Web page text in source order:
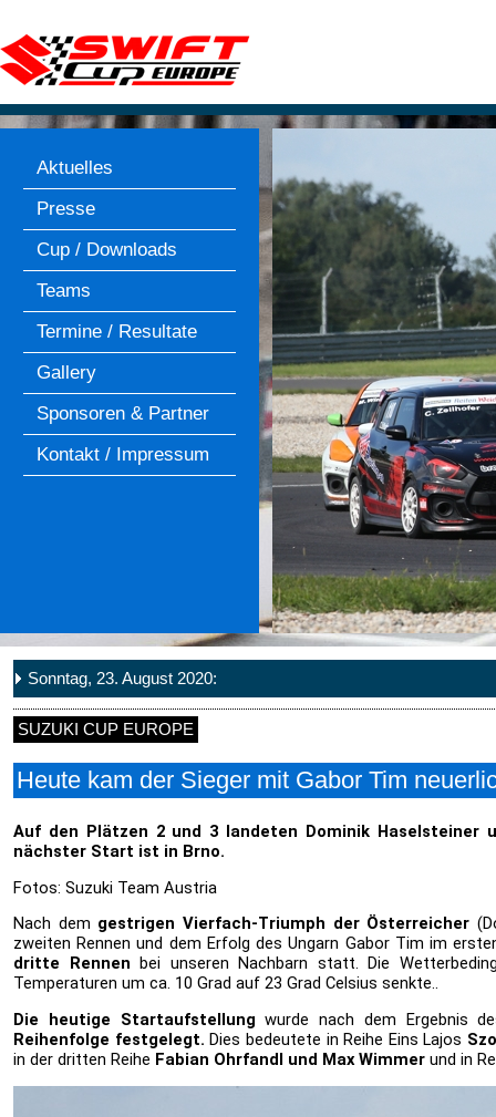
Sonntag, 23. August 2020:
SUZUKI CUP EUROPE
Heute kam der Sieger mit Gabor Tim
Auf den Plätzen 2 und 3 landeten Dominik Haselsteiner
nächster Start ist in Brno.
Fotos: Suzuki Team Austria
Nach dem gestrigen Vierfach-Triumph der Österreicher
zweiten Rennen und dem Erfolg des Ungarn Gabor Tim im
dritte Rennen bei unseren Nachbarn statt. Die
Temperaturen um ca. 10 Grad auf 23 Grad Celsius senkte..
Die heutige Startaufstellung wurde nach dem Ergebnis
Reihenfolge festgelegt. Dies bedeutete in Reihe Eins Lajos
in der dritten Reihe Fabian Ohrfandl und Max Wimmer und in